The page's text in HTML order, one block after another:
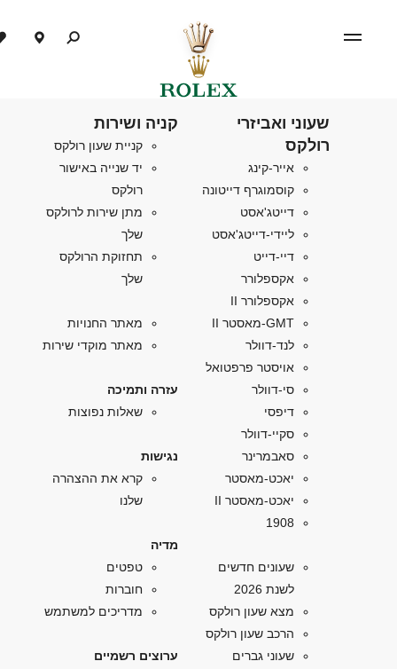
שעוני ואביזרי
רולקס
אייר-קינג
קוסמוגרף דייטונה
דייטג'אסט
ליידי-דייטג'אסט
דיי-דייט
אקספלורר
אקספלורר II
GMT-מאסטר II
לנד-דוולר
אויסטר פרפטואל
סי-דוולר
דיפסי
סקיי-דוולר
סאבמרינר
יאכט-מאסטר
יאכט-מאסטר II
1908
שעונים חדשים
לשנת 2026
מצא שעון רולקס
הרכב שעון רולקס
שעוני גברים
קניה ושירות
קניית שעון רולקס
יד שנייה באישור
רולקס
מתן שירות לרולקס
שלך
תחזוקת הרולקס
שלך
מאתר החנויות
מאתר מוקדי שירות
עזרה ותמיכה
שאלות נפוצות
נגישות
קרא את ההצהרה
שלנו
מדיה
טפטים
חוברות
מדריכים למשתמש
ערוצים רשמיים